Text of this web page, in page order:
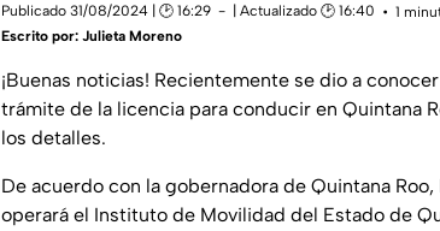
Publicado 31/08/2024 | 🕑 16:29 | Actualizado 🕑 16:40
1
Escrito por: Julieta Moreno
¡Buenas noticias! Recientemente se dio a
trámite de la licencia para conducir en Quintana
los detalles.
De acuerdo con la gobernadora de Quintana
operará el Instituto de Movilidad del Estado de